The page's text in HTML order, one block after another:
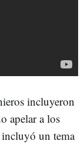
incluyeron
apelar a los
incluyó un tema